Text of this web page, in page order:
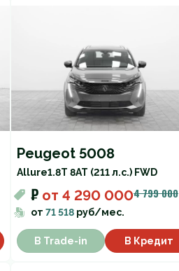
Peugeot 5008
Allure1.8T 8AT (211 л.с.) FWD
₽ от 4 290 0004 799 000
от 71 518 руб/мес.
В Trade-in В Кредит